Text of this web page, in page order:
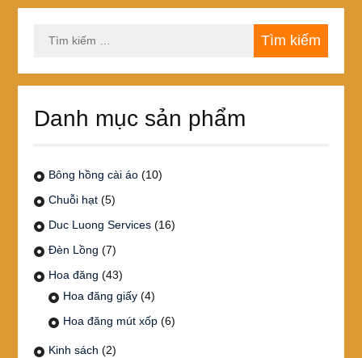
kiếm
Danh mục sản phẩm
Bông hồng cài áo (10)
Chuỗi hạt (5)
Duc Luong Services (16)
Đèn Lồng (7)
Hoa đăng (43)
Hoa đăng giấy (4)
Hoa đăng mút xốp (6)
Kinh sách (2)